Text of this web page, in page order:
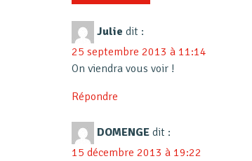
Julie dit :
25 septembre 2013 à 11:14
On viendra vous voir !
Répondre
DOMENGE dit :
15 décembre 2013 à 19:22